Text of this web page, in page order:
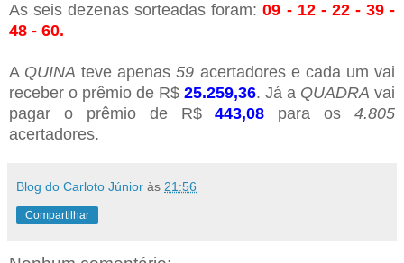
As seis dezenas sorteadas foram:09 - 12 - 22 - 39 -
48 - 60.
A QUINA teve apenas59 acertadores e cada um vai
receber o prêmio de R$ 25.259,36. Já a QUADRA vai
pagar o prêmio de R$443,08 para os 4.805
acertadores.
Blog do Carloto Júnior às 21:56
Compartilhar